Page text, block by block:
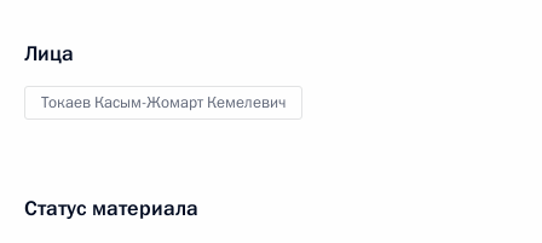
Лица
Токаев Касым-Жомарт Кемелевич
Статус материала